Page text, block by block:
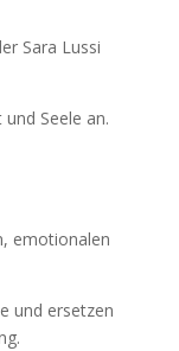
Sara Lussi
Seele an.
emotionalen
und ersetzen